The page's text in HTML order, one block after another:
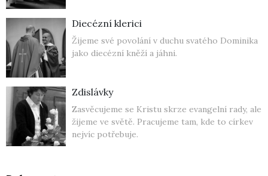
Diecézní klerici
Žijeme své povolání v duchu svatého Dominika
jako diecézní kněží a jáhni.
Zdislávky
Zasvěcujeme se Kristu skrze evangelní rady, ale
žijeme ve světě. Pracujeme tam, kde to církev
nejvíc potřebuje.